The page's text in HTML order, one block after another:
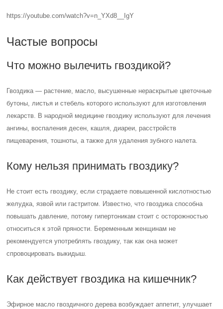
https://youtube.com/watch?v=n_YXd8__IgY
Частые вопросы
Что можно вылечить гвоздикой?
Гвоздика — растение, масло, высушенные нераскрытые цветочные
бутоны, листья и стебель которого используют для изготовления
лекарств. В народной медицине гвоздику используют для лечения
ангины, воспаления десен, кашля, диареи, расстройств
пищеварения, тошноты, а также для удаления зубного налета.
Кому нельзя принимать гвоздику?
Не стоит есть гвоздику, если страдаете повышенной кислотностью
желудка, язвой или гастритом. Известно, что гвоздика способна
повышать давление, потому гипертоникам стоит с осторожностью
относиться к этой пряности. Беременным женщинам не
рекомендуется употреблять гвоздику, так как она может
спровоцировать выкидыш.
Как действует гвоздика на кишечник?
Эфирное масло гвоздичного дерева возбуждает аппетит, улучшает